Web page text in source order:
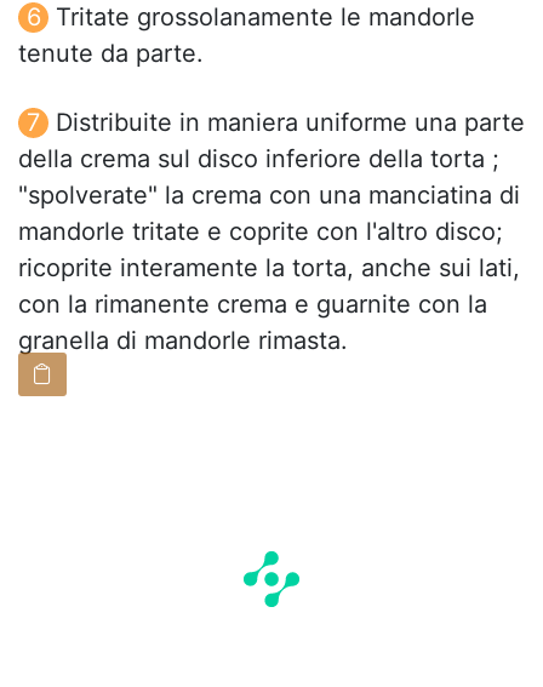
Tritate grossolanamente le mandorle
tenute da parte.
Distribuite in maniera uniforme una parte
della crema sul disco inferiore della torta ;
"spolverate" la crema con una manciatina di
mandorle tritate e coprite con l'altro disco;
ricoprite interamente la torta, anche sui lati,
con la rimanente crema e guarnite con la
granella di mandorle rimasta.